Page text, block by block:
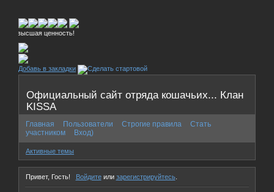
ценность!
Добавь в закладки
Официальный сайт отряда кошачьих... Клан
KISSA
Главная Пользователи Строгие правила
Стать
участником
Вход)
Активные темы
Привет, Гость! Войдитеили зарегистрируйтесь.